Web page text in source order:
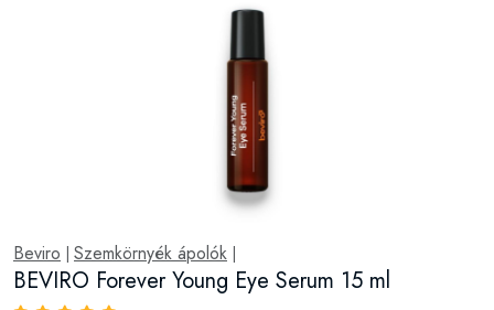
Beviro Szemkörnyék ápolók
BEVIRO Forever Young Eye Serum 15 ml